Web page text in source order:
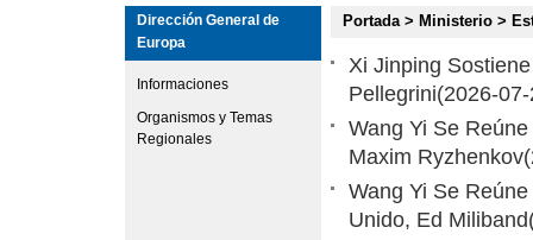
Dirección General de
Europa
Informaciones
Organismos y Temas
Regionales
Portada> Ministerio >
Xi Jinping
Pellegrini(2026-
Wang Yi Se
Maxim Ryzhenkov
Wang Yi Se
Unido, Ed Miliband